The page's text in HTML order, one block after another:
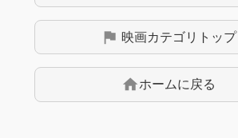
flag 映画カテゴリトップ
homeホームに戻る